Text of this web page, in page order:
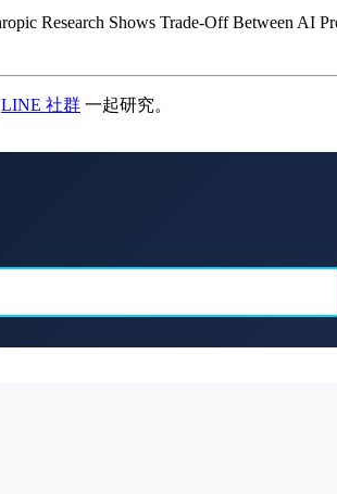
Research Shows Trade-Off Between AI
LINE 社群 一起研究。